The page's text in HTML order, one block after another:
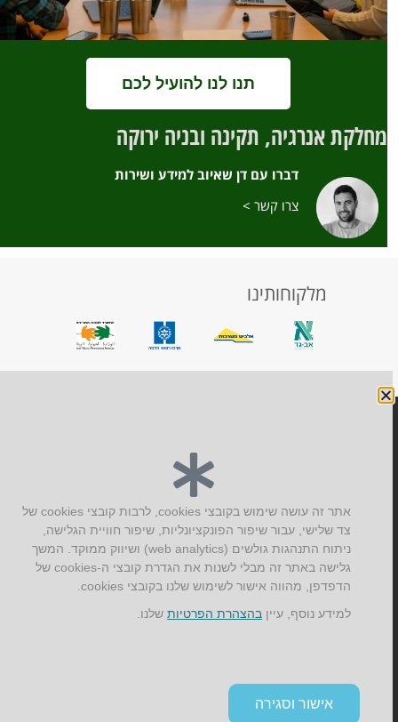
תנו לנו להועיל לכם
מחלקת אנרגיה, תקינה ובניה ירוקה
דברו עם דן שאיוב למידע ושירות
צרו קשר >
מלקוחותינו
info@aus.co.il
Facebook
Google+
YouTube
LinkedIn
Instagram
אתר זה עושה שימוש בקובצי cookies, לרבות קובצי cookies של
צד שלישי, עבור שיפור הפונקציונליות, שיפור חוויית הגלישה,
ניתוח התנהגות גולשים (web analytics) ושיווק ממוקד. המשך
גלישה באתר זה מבלי לשנות את הגדרת קובצי ה-cookies של
הדפדפן, מהווה אישור לשימוש שלנו בקובצי cookies.
למידע נוסף, עייןבהצהרת הפרטיותשלנו.
אישור וסגירה